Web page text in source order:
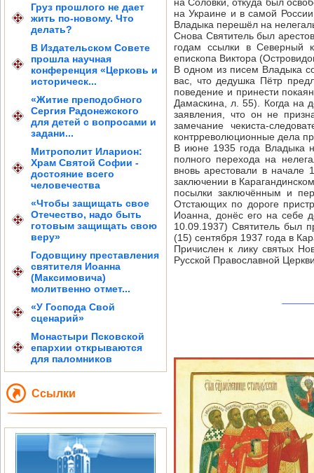
Груз прошлого не дает
жить по-новому. Что
делать?
В Издательском Совете
прошла научная
конференция «Церковь и
историческ...
«Житие преподобного
Сергия Радонежского
для детей с вопросами и
задани...
Митрополит Иларион:
Храм Святой Софии -
достояние всего
человечества
«Чтобы защищать свое
Отечество, надо быть
готовым защищать свою
веру»
Годовщину преставления
святителя Иоанна
(Максимовича)
молитвенно отмет...
«У Господа Свой
сценарий»
Монастыри Псковской
епархии открываются
для паломников
Ссылки
на Украине и в самой
Владыка перешёл на
Снова Святитель был
годам ссылки в Северный
епископа Виктора
В одном из писем Владыка
вас, что дедушка Пётр
поведение и принести
Дамаскина, л. 55). Когда на
заявления, что он не
замечание чекиста-
контрреволюционные дела
В июне 1935 года Владыка
полного перехода на
вновь арестовали в
заключении в
посылки заключённым и
Отстающих по дороге
Иоанна, донёс его на себе
10.09.1937) Святитель был
(15) сентября 1937 года в
Причислен к лику святых
Русской Православной